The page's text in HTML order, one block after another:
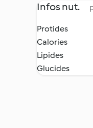
Infos nut.
Protides
Calories
Lipides
Glucides